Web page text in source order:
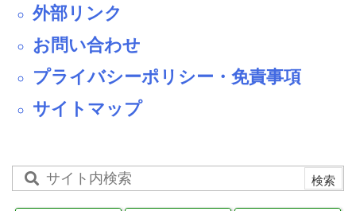
外部リンク
お問い合わせ
プライバシーポリシー・免責事項
サイトマップ